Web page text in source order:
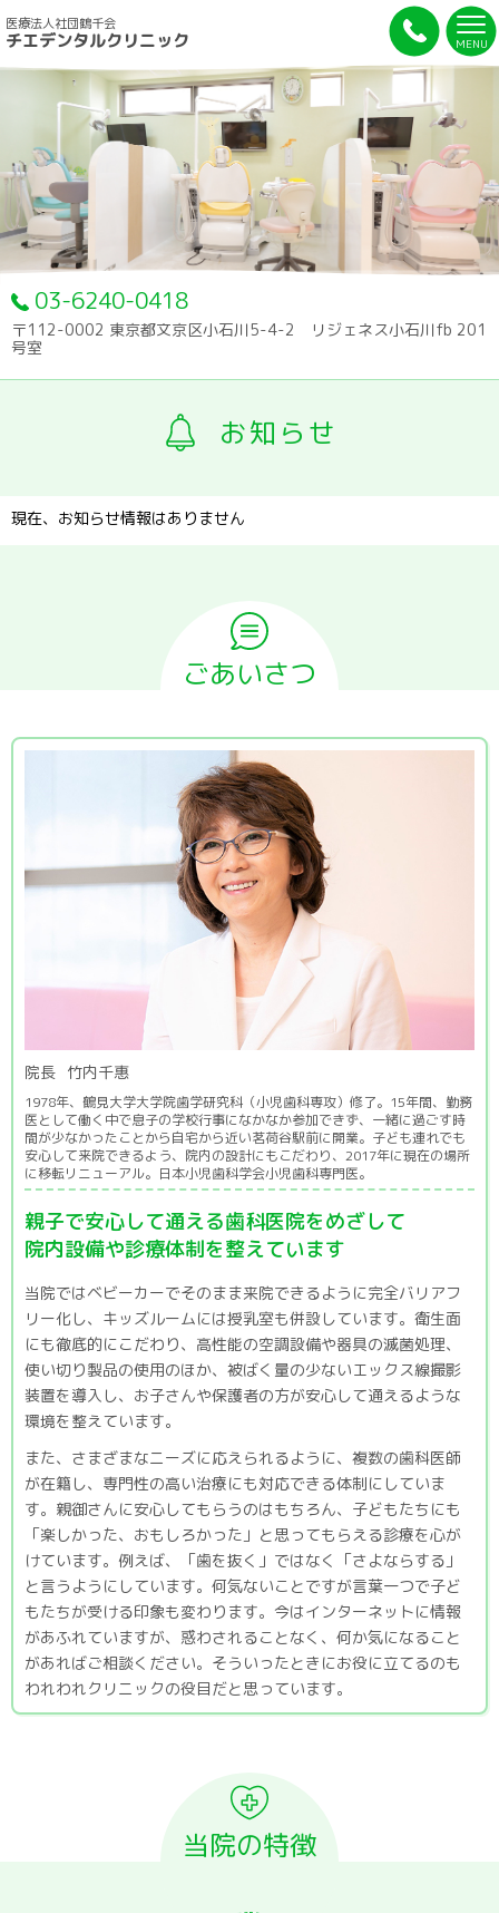
医療法人社団鶴千会
チエデンタルクリニック MENU
03-6240-0418
〒112-0002 東京都文京区小石川5-4-2 リジェネス小石川fb 201
号室
お知らせ
現在、お知らせ情報はありません
ごあいさつ
院長 竹内千惠
1978年、鶴見大学大学院歯学研究科（小児歯科専攻）修了。15年間、勤務
医として働く中で息子の学校行事になかなか参加できず、一緒に過ごす時
間が少なかったことから自宅から近い茗荷谷駅前に開業。子ども連れでも
安心して来院できるよう、院内の設計にもこだわり、2017年に現在の場所
に移転リニューアル。日本小児歯科学会小児歯科専門医。
親子で安心して通える歯科医院をめざして
院内設備や診療体制を整えています
当院ではベビーカーでそのまま来院できるように完全バリアフ
リー化し、キッズルームには授乳室も併設しています。衛生面
にも徹底的にこだわり、高性能の空調設備や器具の滅菌処理、
使い切り製品の使用のほか、被ばく量の少ないエックス線撮影
装置を導入し、お子さんや保護者の方が安心して通えるような
環境を整えています。
また、さまざまなニーズに応えられるように、複数の歯科医師
が在籍し、専門性の高い治療にも対応できる体制にしていま
す。親御さんに安心してもらうのはもちろん、子どもたちにも
「楽しかった、おもしろかった」と思ってもらえる診療を心が
けています。例えば、「歯を抜く」ではなく「さよならする」
と言うようにしています。何気ないことですが言葉一つで子ど
もたちが受ける印象も変わります。今はインターネットに情報
があふれていますが、惑わされることなく、何か気になること
があればご相談ください。そういったときにお役に立てるのも
われわれクリニックの役目だと思っています。
当院の特徴